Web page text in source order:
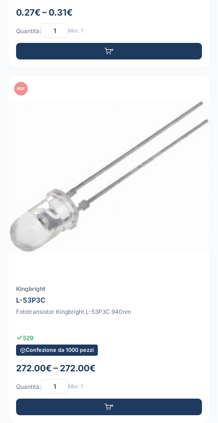
0.27€ – 0.31€
Quantità: Min: 1
PDF
Kingbright
L-53P3C
Fototransistor Kingbright L-53P3C 940nm
529
Confezione da 1000 pezzi
272.00€ – 272.00€
Quantità: Min: 1